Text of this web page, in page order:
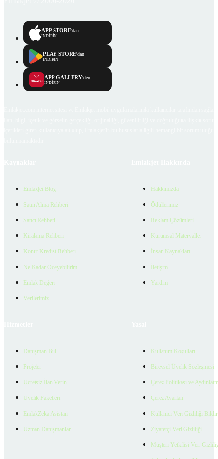
APP STORE'dan
İNDİRİN
PLAY STORE'dan
İNDİRİN
APP GALLERY'den
İNDİRİN
Emlakjet Blog
Satın Alma Rehberi
Satıcı Rehberi
Kiralama Rehberi
Konut Kredisi Rehberi
Ne Kadar Ödeyebilirim
Emlak Değeri
Verilerimiz
Hakkımızda
Ödüllerimiz
Reklam Çözümleri
Kurumsal Materyaller
İnsan Kaynakları
İletişim
Yardım
Danışman Bul
Projeler
Ücretsiz İlan Verin
Üyelik Paketleri
EmlakZeka Asistan
Uzman Danışmanlar
Kullanım Koşulları
Bireysel Üyelik Sözleşmesi
Çerez Politikası ve
Çerez Ayarları
Kullanıcı Veri Gizliliği
Ziyaretçi Veri Gizliliği
Müşteri Yetkilisi Veri